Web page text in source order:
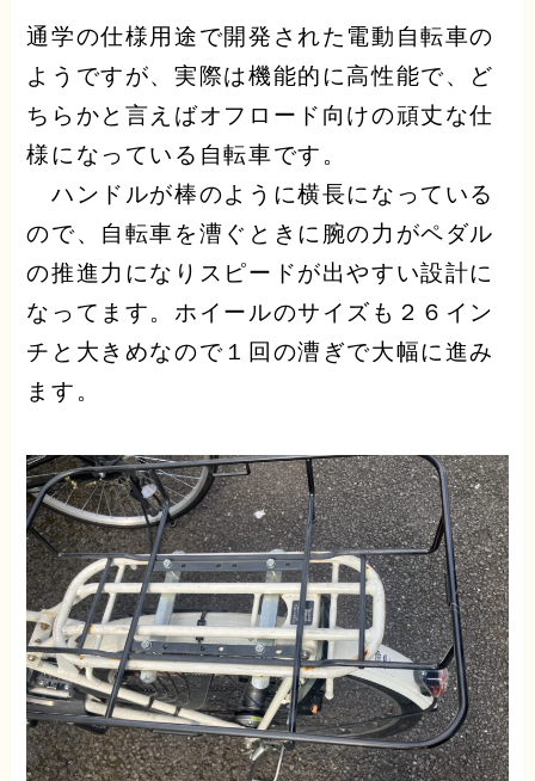
通学の仕様用途で開発された電動自転車の
ようですが、実際は機能的に高性能で、ど
ちらかと言えばオフロード向けの頑丈な仕
様になっている自転車です。
ハンドルが棒のように横長になっている
ので、自転車を漕ぐときに腕の力がペダル
の推進力になりスピードが出やすい設計に
なってます。ホイールのサイズも２６イン
チと大きめなので１回の漕ぎで大幅に進み
ます。